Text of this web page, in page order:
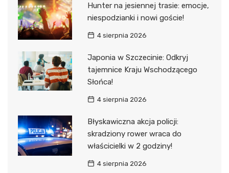
Hunter na jesiennej trasie: emocje,
niespodzianki i nowi goście!
4 sierpnia 2026
Japonia w Szczecinie: Odkryj
tajemnice Kraju Wschodzącego
Słońca!
4 sierpnia 2026
Błyskawiczna akcja policji:
skradziony rower wraca do
właścicielki w 2 godziny!
4 sierpnia 2026